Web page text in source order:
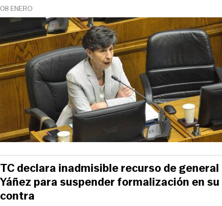
08 ENERO
TC declara inadmisible recurso de general
Yáñez para suspender formalización en su
contra